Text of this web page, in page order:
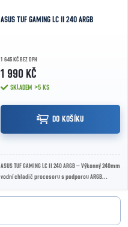
ASUS TUF GAMING LC II 240 ARGB
1 645 KČ BEZ DPH
1 990 KČ
SKLADEM >5 KS
DO KOŠÍKU
ASUS TUF GAMING LC II 240 ARGB – Výkonný 240mm
vodní chladič procesoru s podporou ARGB
designem TUF...